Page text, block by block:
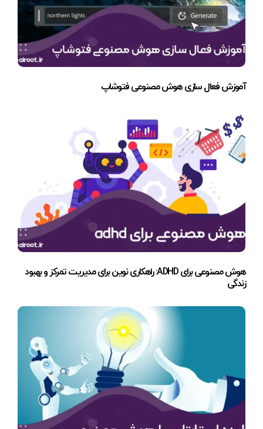
آموزش فعال سازی هوش مصنوعی فتوشاپ
هوش مصنوعی برای ADHD: راهکاری نوین برای مدیریت تمرکز و بهبود
زندگی